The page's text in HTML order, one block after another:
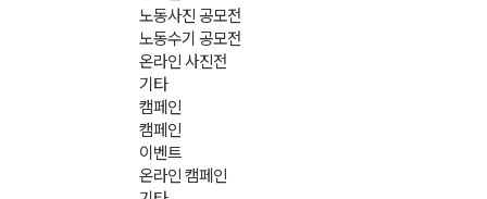
노동사진 공모전
노동수기 공모전
온라인 사진전
기타
캠페인
캠페인
이벤트
온라인 캠페인